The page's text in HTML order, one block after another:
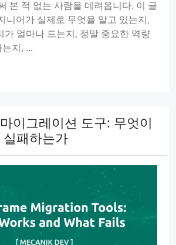
본 적 없는 사람을 데려옵니다. 이 글
니어가 실제로 무엇을 알고 있는지,
가 얼마나 드는지, 정말 중요한 역량
지, ...
이그레이션 도구: 무엇이
패하는가